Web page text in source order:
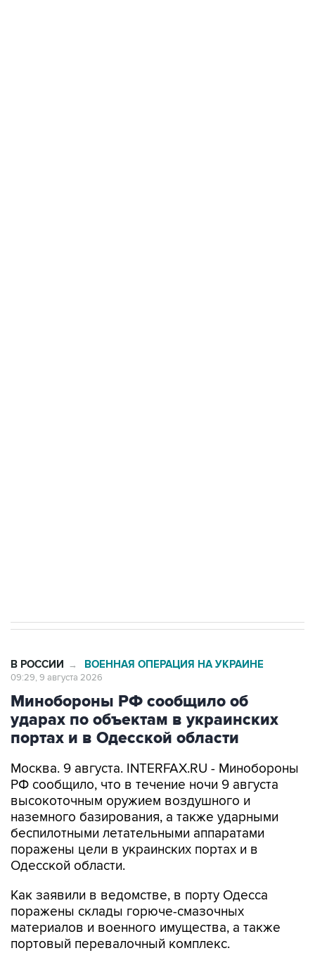
В РОССИИ → ВОЕННАЯ ОПЕРАЦИЯ НА УКРАИНЕ
09:29, 9 августа 2026
Минобороны РФ сообщило об
ударах по объектам в украинских
портах и в Одесской области
Москва. 9 августа. INTERFAX.RU - Минобороны
РФ сообщило, что в течение ночи 9 августа
высокоточным оружием воздушного и
наземного базирования, а также ударными
беспилотными летательными аппаратами
поражены цели в украинских портах и в
Одесской области.
Как заявили в ведомстве, в порту Одесса
поражены склады горюче-смазочных
материалов и военного имущества, а также
портовый перевалочный комплекс.